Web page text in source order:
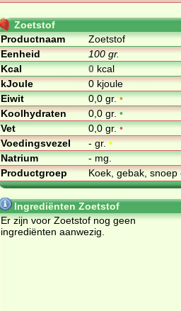
Zoetstof
Productnaam
Zoetstof
Eenheid
100 gr.
Kcal
0kcal
kJoule
0 kjoule
Eiwit
0,0 gr.•
Koolhydraten
0,0 gr.•
Vet
0,0 gr.•
Voedingsvezel
- gr.•
Natrium
- mg.
Productgroep
Koek, gebak,
Ingrediënten Zoetstof
Er zijn voor Zoetstof nog geen
ingrediënten aanwezig.